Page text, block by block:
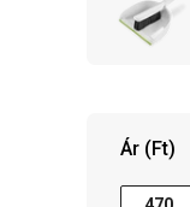
Ár (Ft)